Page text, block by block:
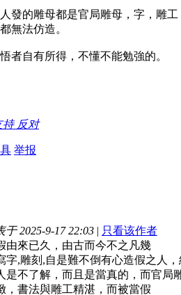
的雕母都是官局雕母，字，雕工
無法仿造。
自有所得，不懂不能勉強的。
持 反对
举报
于 2025-9-17 22:03 | 只看该作者
來已久，由古而今不之凡幾
字,雕刻,自是難不倒有心造假之人
是不了解，而且是當真的，而官局
，書法與雕工精湛，而被當假